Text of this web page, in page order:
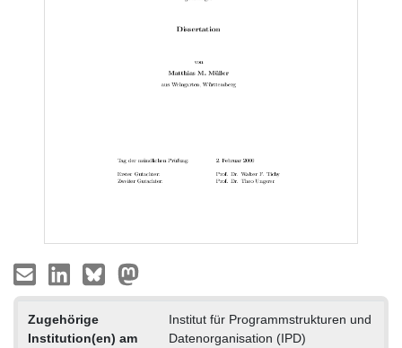
Zugehörige
Institution(en) am
Institut für Programmstrukturen und
Datenorganisation (IPD)